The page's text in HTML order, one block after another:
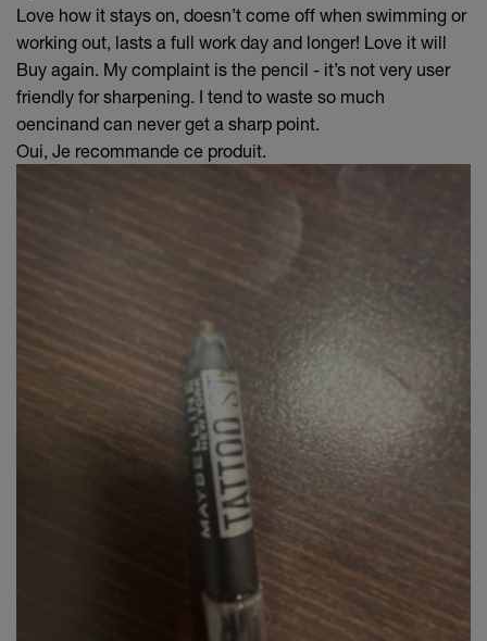
Love how it stays on, doesn’t come off when swimming or
working out, lasts a full work day and longer! Love it will
Buy again. My complaint is the pencil - it’s not very user
friendly for sharpening. I tend to waste so much
oencinand can never get a sharp point.
Oui, Je recommande ce produit.